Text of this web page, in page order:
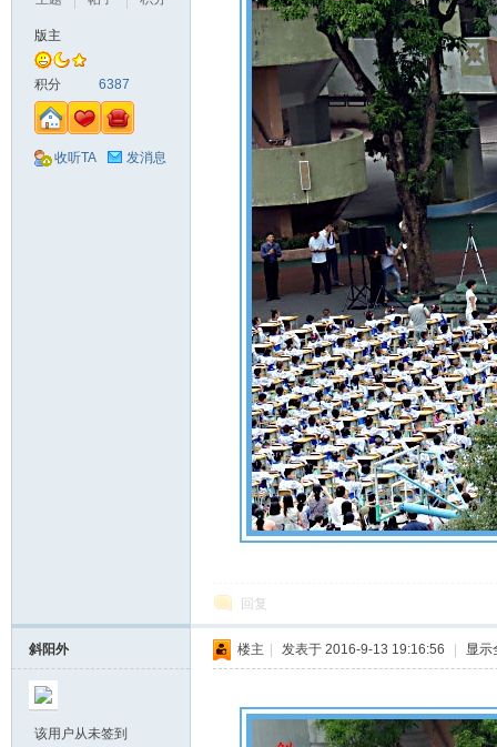
版主
积分 6387
收听TA 发消息
回复
斜阳外
该用户从未签到
楼主 发表于 2016-9-13 19:16:56 显示